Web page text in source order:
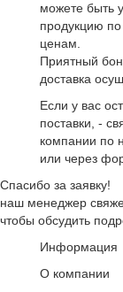
можете быть
продукцию
ценам.
Приятный
доставка
Если у вас
поставки, -
компании по
или через
Спасибо за заявку!
наш менеджер
чтобы обсудить
Информация
О компании